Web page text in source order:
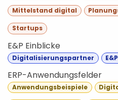
Mittelstand digital
Startups
E&P Einblicke
Digitalisierungspartner
ERP-Anwendungsfelder
Anwendungsbeispiele